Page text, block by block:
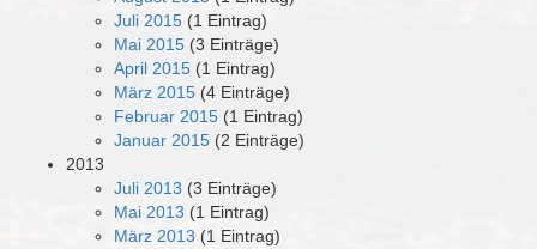
Juli 2015 (1 Eintrag)
Mai 2015 (3 Einträge)
April 2015 (1 Eintrag)
März 2015 (4 Einträge)
Februar 2015 (1 Eintrag)
Januar 2015 (2 Einträge)
2013
Juli 2013 (3 Einträge)
Mai 2013 (1 Eintrag)
März 2013 (1 Eintrag)